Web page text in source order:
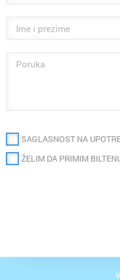
SAGLASNOST NA
ŽELIM DA PRIMIM